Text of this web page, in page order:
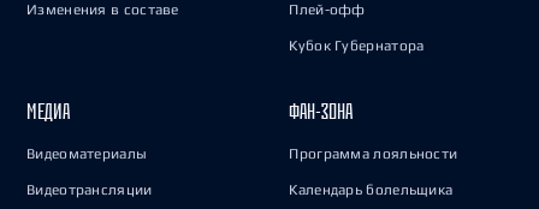
Изменения в составе Плей-офф
Кубок Губернатора
МЕДИА
Видеоматериалы
Видеотрансляции
ФАН-ЗОНА
Программа лояльности
Календарь болельщика